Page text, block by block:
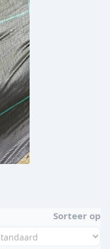
Sorteer op